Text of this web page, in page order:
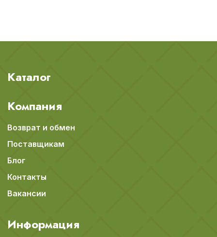
Каталог
Компания
Возврат и обмен
Поставщикам
Блог
Контакты
Вакансии
Информация